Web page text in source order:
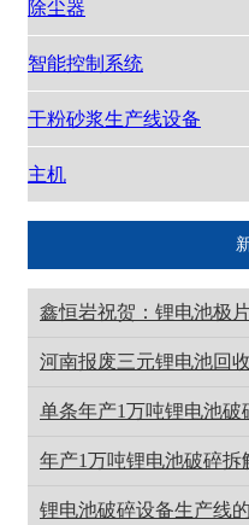
除尘器
智能控制系统
干粉砂浆生产线设备
主机
鑫恒岩祝贺：锂电池极
河南报废三元锂电池回
单条年产1万吨锂电池
年产1万吨锂电池破碎
锂电池破碎设备生产线